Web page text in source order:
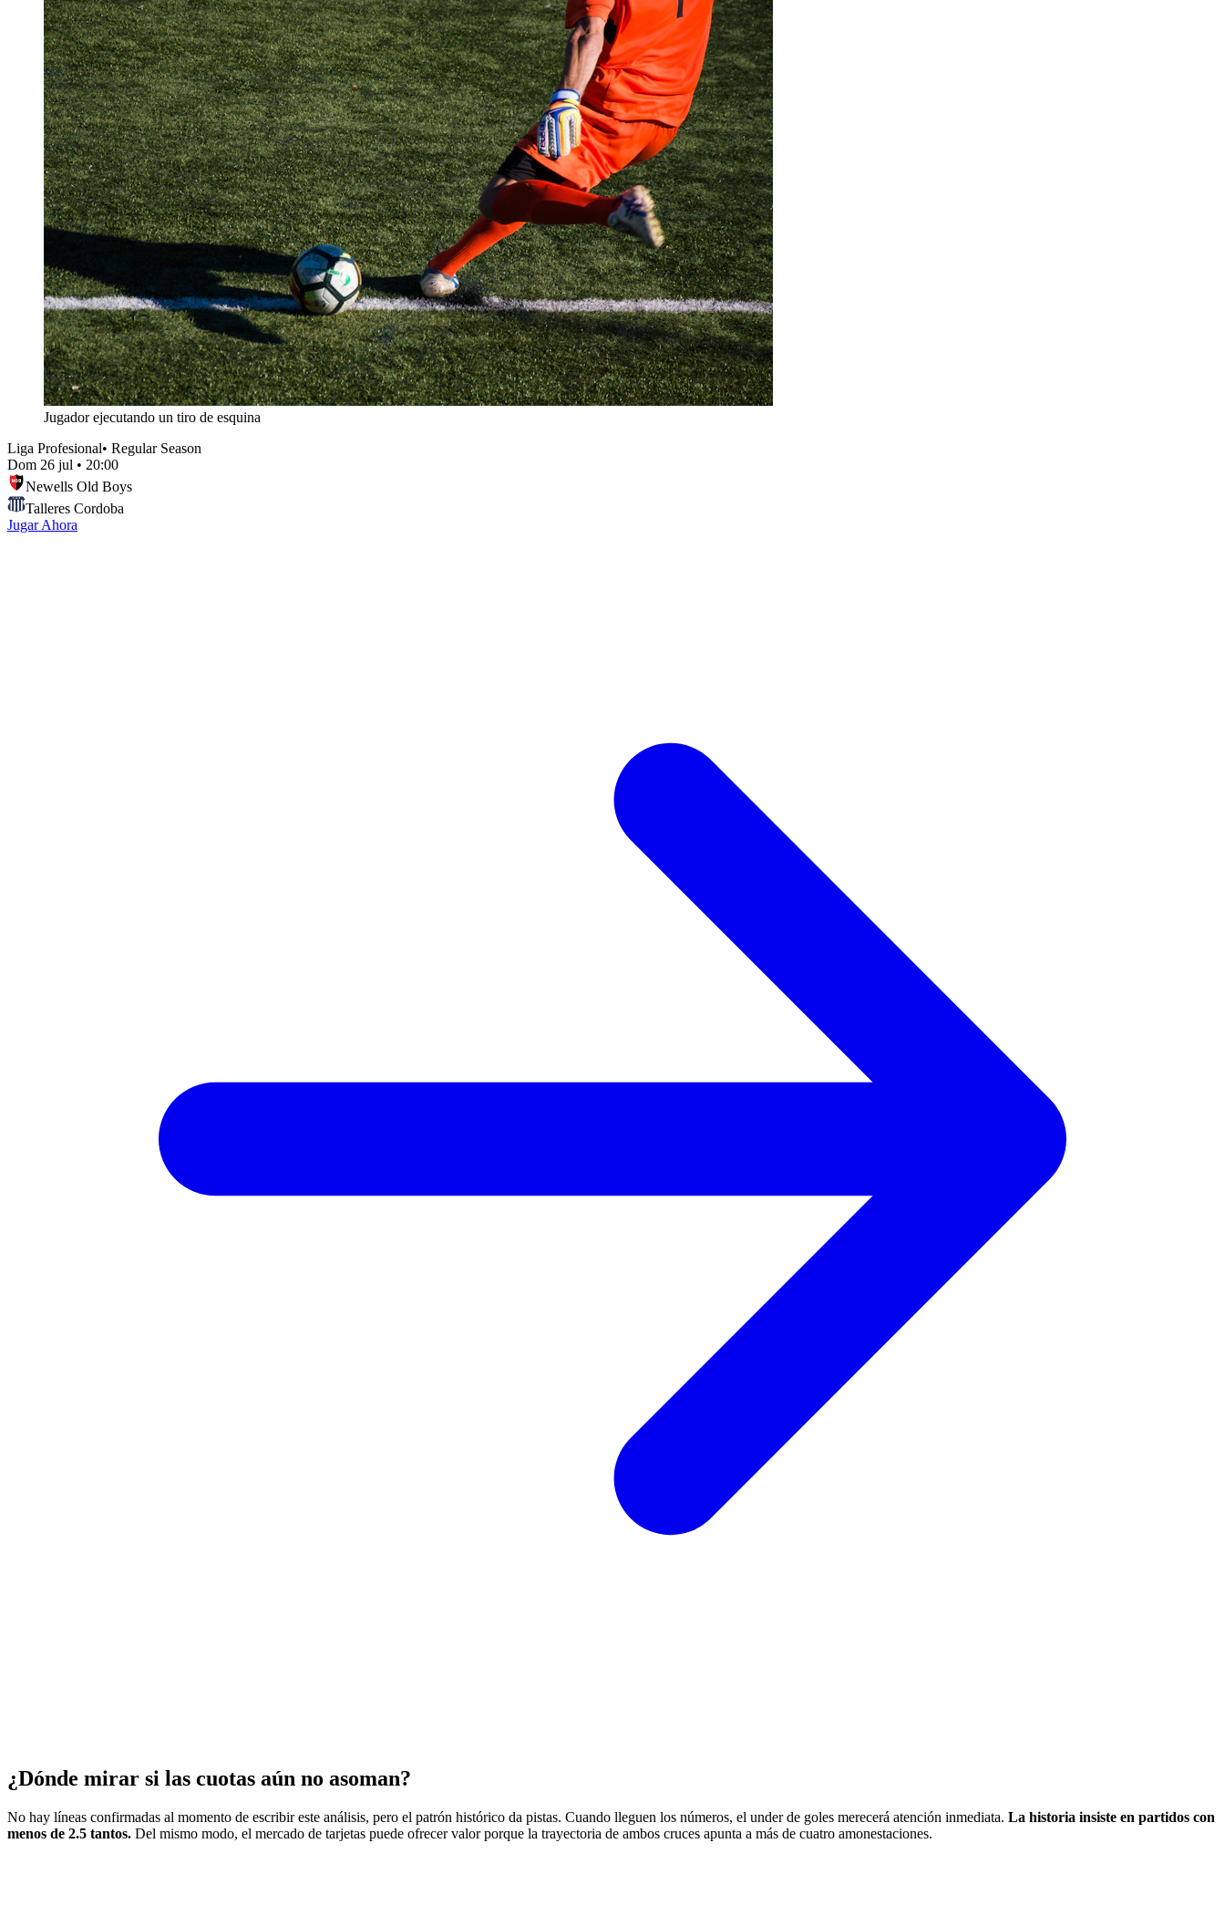
Jugador ejecutando un tiro de esquina
Liga Profesional• Regular Season
Dom 26 jul • 20:00
Newells Old Boys
Talleres Cordoba
Jugar Ahora
¿Dónde mirar si las cuotas aún no asoman?
No hay líneas confirmadas al momento de escribir este análisis, pero el patrón histórico da pistas. Cuando lleguen los números, el under de goles merecerá atención inmediata. La historia insiste en partidos con
menos de 2.5 tantos. Del mismo modo, el mercado de tarjetas puede ofrecer valor porque la trayectoria de ambos cruces apunta a más de cuatro amonestaciones.